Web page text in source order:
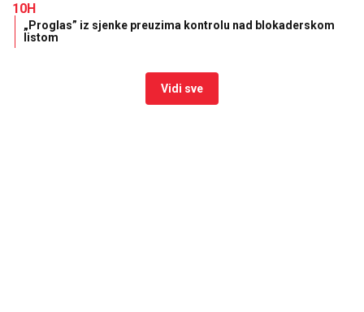
10H
„Proglas” iz sjenke preuzima kontrolu nad blokaderskom
listom
Vidi sve